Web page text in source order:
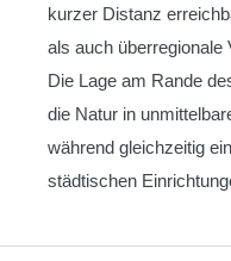
kurzer Distanz
als auch überregionale
Die Lage am Rande
die Natur in
während gleichzeitig
städtischen